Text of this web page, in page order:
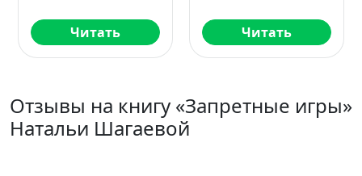
Читать Читать
Отзывы на книгу «Запретные игры»
Натальи Шагаевой